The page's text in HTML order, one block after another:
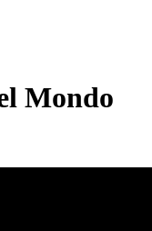
Mondo